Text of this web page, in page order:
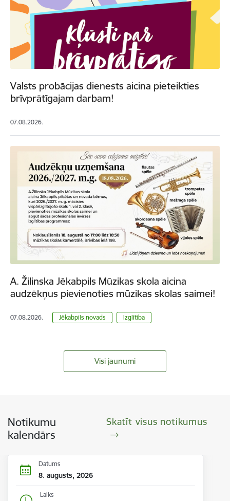
Valsts probācijas dienests aicina pieteikties
brīvprātīgajam darbam!
07.08.2026.
A. Žilinska Jēkabpils Mūzikas skola aicina
audzēkņus pievienoties mūzikas skolas saimei!
07.08.2026. Jēkabpils novads Izglītība
Visi jaunumi
Notikumu
kalendārs
Skatīt visus notikumus
Datums
8. augusts, 2026
Laiks